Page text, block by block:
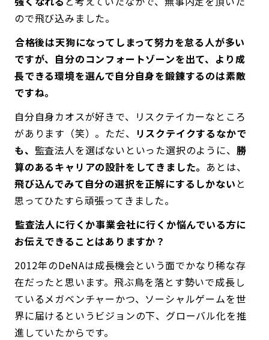
ので飛び込みました。
――合格後は天狗になってしまって努力を怠る人が多い
ですが、自分のコンフォートゾーンを出て、より成
長できる環境を選んで自分自身を鍛錬するのは素敵
ですね。
自分自身カオスが好きで、リスクテイカーなところ
があります（笑）。ただ、
リスクテイクするなかで
も、 監査法人を選ばないといった選択のように、 勝
算のあるキャリアの設計をしてきました。 あとは、
飛び込んでみて自分の選択を正解にするしかない と
思ってひたすら頑張ってきました。
――監査法人に行くか事業会社に行くか悩んでいる方に
お伝えできることはありますか？
2012年のDeNAは成長機会という面でかなり稀な存
在だったと思います。飛ぶ鳥を落とす勢いで成長し
ているメガベンチャーかつ、ソーシャルゲームを世
界に届けるというビジョンの下、グローバル化を推
進していたからです。